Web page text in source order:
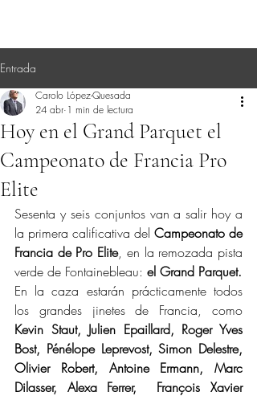
Entrada
Hoy en el Grand Parquet el
Campeonato de Francia Pro
Elite
Carolo López-Quesada
24 abr 1 min de lectura
Sesenta y seis conjuntos van a salir hoy a
la primera calificativa del Campeonato de
Francia de Pro Elite, en la remozada pista
verde de Fontainebleau: el Grand Parquet.
En la caza estarán prácticamente todos
Kevin Staut, Julien Epaillard, Roger Yves
Bost, Pénélope Leprevost, Simon Delestre,
Olivier Robert, Antoine Ermann, Marc
Dilasser, Alexa Ferrer,  François Xavier